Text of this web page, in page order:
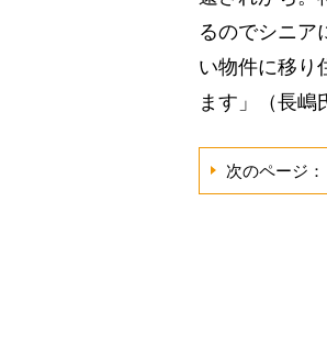
るのでシニア
い物件に移り
ます」（長嶋
次のページ